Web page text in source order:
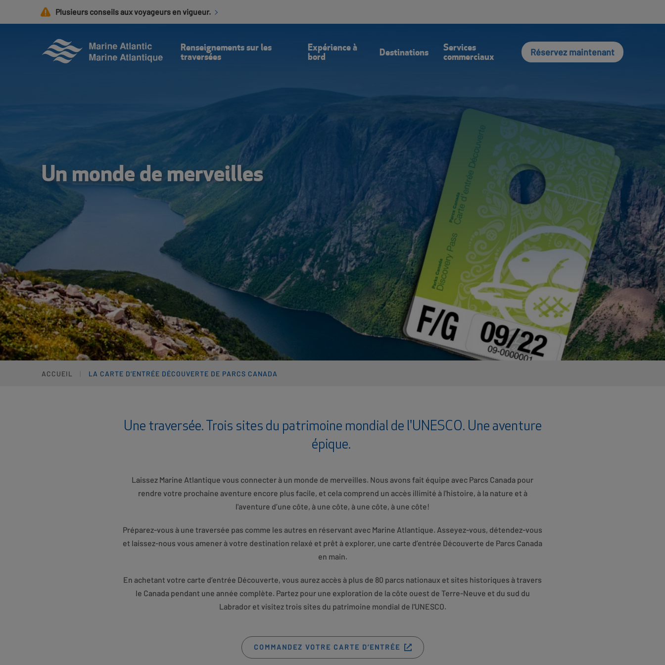
contenu
Plusieurs conseils aux voyageurs en vigueur.
Renseignements sur les
traversées
Expérience à
bord Destinations Services
commerciaux Réservez maintenant
Un monde de merveilles
ACCUEIL LA CARTE D’ENTRÉE DÉCOUVERTE DE PARCS CANADA
Une traversée. Trois sites du patrimoine mondial de l'UNESCO. Une aventure
épique.
Laissez Marine Atlantique vous connecter à un monde de merveilles. Nous avons fait équipe avec Parcs Canada pour
rendre votre prochaine aventure encore plus facile, et cela comprend un accès illimité à l'histoire, à la nature et à
l'aventure d’une côte, à une côte, à une côte, à une côte!
Préparez-vous à une traversée pas comme les autres en réservant avec Marine Atlantique. Asseyez-vous, détendez-vous
et laissez-nous vous amener à votre destination relaxé et prêt à explorer, une carte d’entrée Découverte de Parcs Canada
en main.
En achetant votre carte d’entrée Découverte, vous aurez accès à plus de 80 parcs nationaux et sites historiques à travers
le Canada pendant une année complète. Partez pour une exploration de la côte ouest de Terre-Neuve et du sud du
Labrador et visitez trois sites du patrimoine mondial de l'UNESCO.
COMMANDEZ VOTRE CARTE D’ENTRÉE
OPENS
NEW